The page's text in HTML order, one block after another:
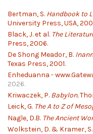
Bertman, S. Handbook to
University Press, USA,
Black, J. et al. The
Press, 2006.
De Shong Meador, B.
Texas Press, 2001.
Enheduanna -
2026.
Kriwaczek, P. Babylon.
Leick, G. The A to Z of
Nagle, D.B. The Ancient
Wolkstein, D. & Kramer, S.